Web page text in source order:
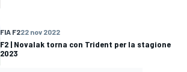
FIA F222 nov 2022
F2 | Novalak torna con Trident per la stagione
2023